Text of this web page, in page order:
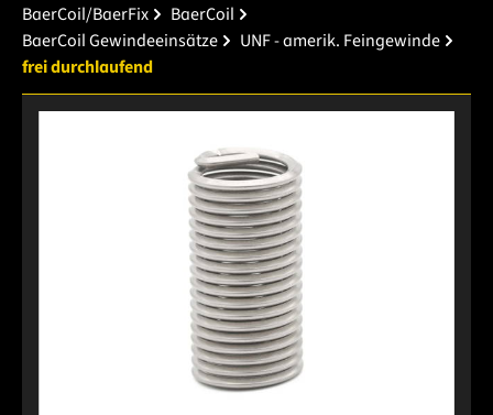
BaerCoil/BaerFix
BaerCoil
BaerCoil Gewindeeinsätze
UNF - amerik. Feingewinde
frei durchlaufend